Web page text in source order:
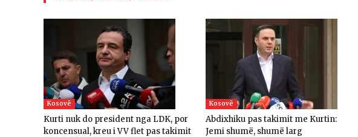
Kosovë
Kurti nuk do president nga LDK, por
koncensual, kreu i VV flet pas takimit
Kosovë
Abdixhiku pas takimit me Kurtin:
Jemi shumë, shumë larg